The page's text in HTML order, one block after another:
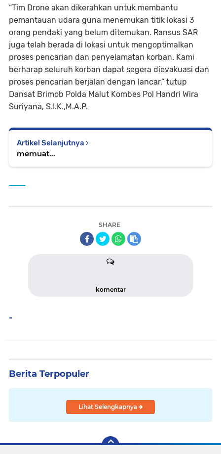
“Tim Drone akan dikerahkan untuk membantu
pemantauan udara guna menemukan titik lokasi 3
orang pendaki yang belum ditemukan. Ransus SAR
juga telah berada di lokasi untuk mengoptimalkan
proses pencarian dan penyelamatan korban. Kami
berharap seluruh korban dapat segera dievakuasi dan
proses pencarian berjalan dengan lancar,” tutup
Dansat Brimob Polda Malut Kombes Pol Handri Wira
Suriyana, S.I.K.,M.A.P.
Artikel Selanjutnya
memuat...
SHARE
komentar
-
Berita Terpopuler
Lihat Selengkapnya